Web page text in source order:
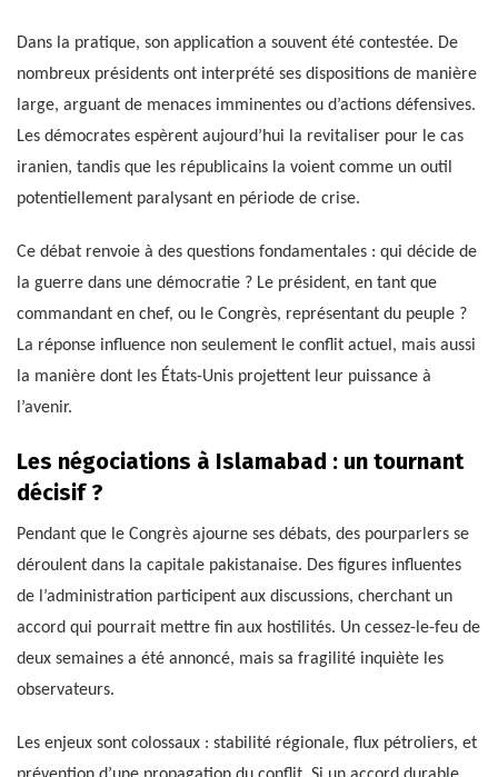
Dans la pratique, son application a souvent été contestée. De
nombreux présidents ont interprété ses dispositions de manière
large, arguant de menaces imminentes ou d’actions défensives.
Les démocrates espèrent aujourd’hui la revitaliser pour le cas
iranien, tandis que les républicains la voient comme un outil
potentiellement paralysant en période de crise.
Ce débat renvoie à des questions fondamentales : qui décide de
la guerre dans une démocratie ? Le président, en tant que
commandant en chef, ou le Congrès, représentant du peuple ?
La réponse influence non seulement le conflit actuel, mais aussi
la manière dont les États-Unis projettent leur puissance à
l’avenir.
Les négociations à Islamabad : un tournant
décisif ?
Pendant que le Congrès ajourne ses débats, des pourparlers se
déroulent dans la capitale pakistanaise. Des figures influentes
de l’administration participent aux discussions, cherchant un
accord qui pourrait mettre fin aux hostilités. Un cessez-le-feu de
deux semaines a été annoncé, mais sa fragilité inquiète les
observateurs.
Les enjeux sont colossaux : stabilité régionale, flux pétroliers, et